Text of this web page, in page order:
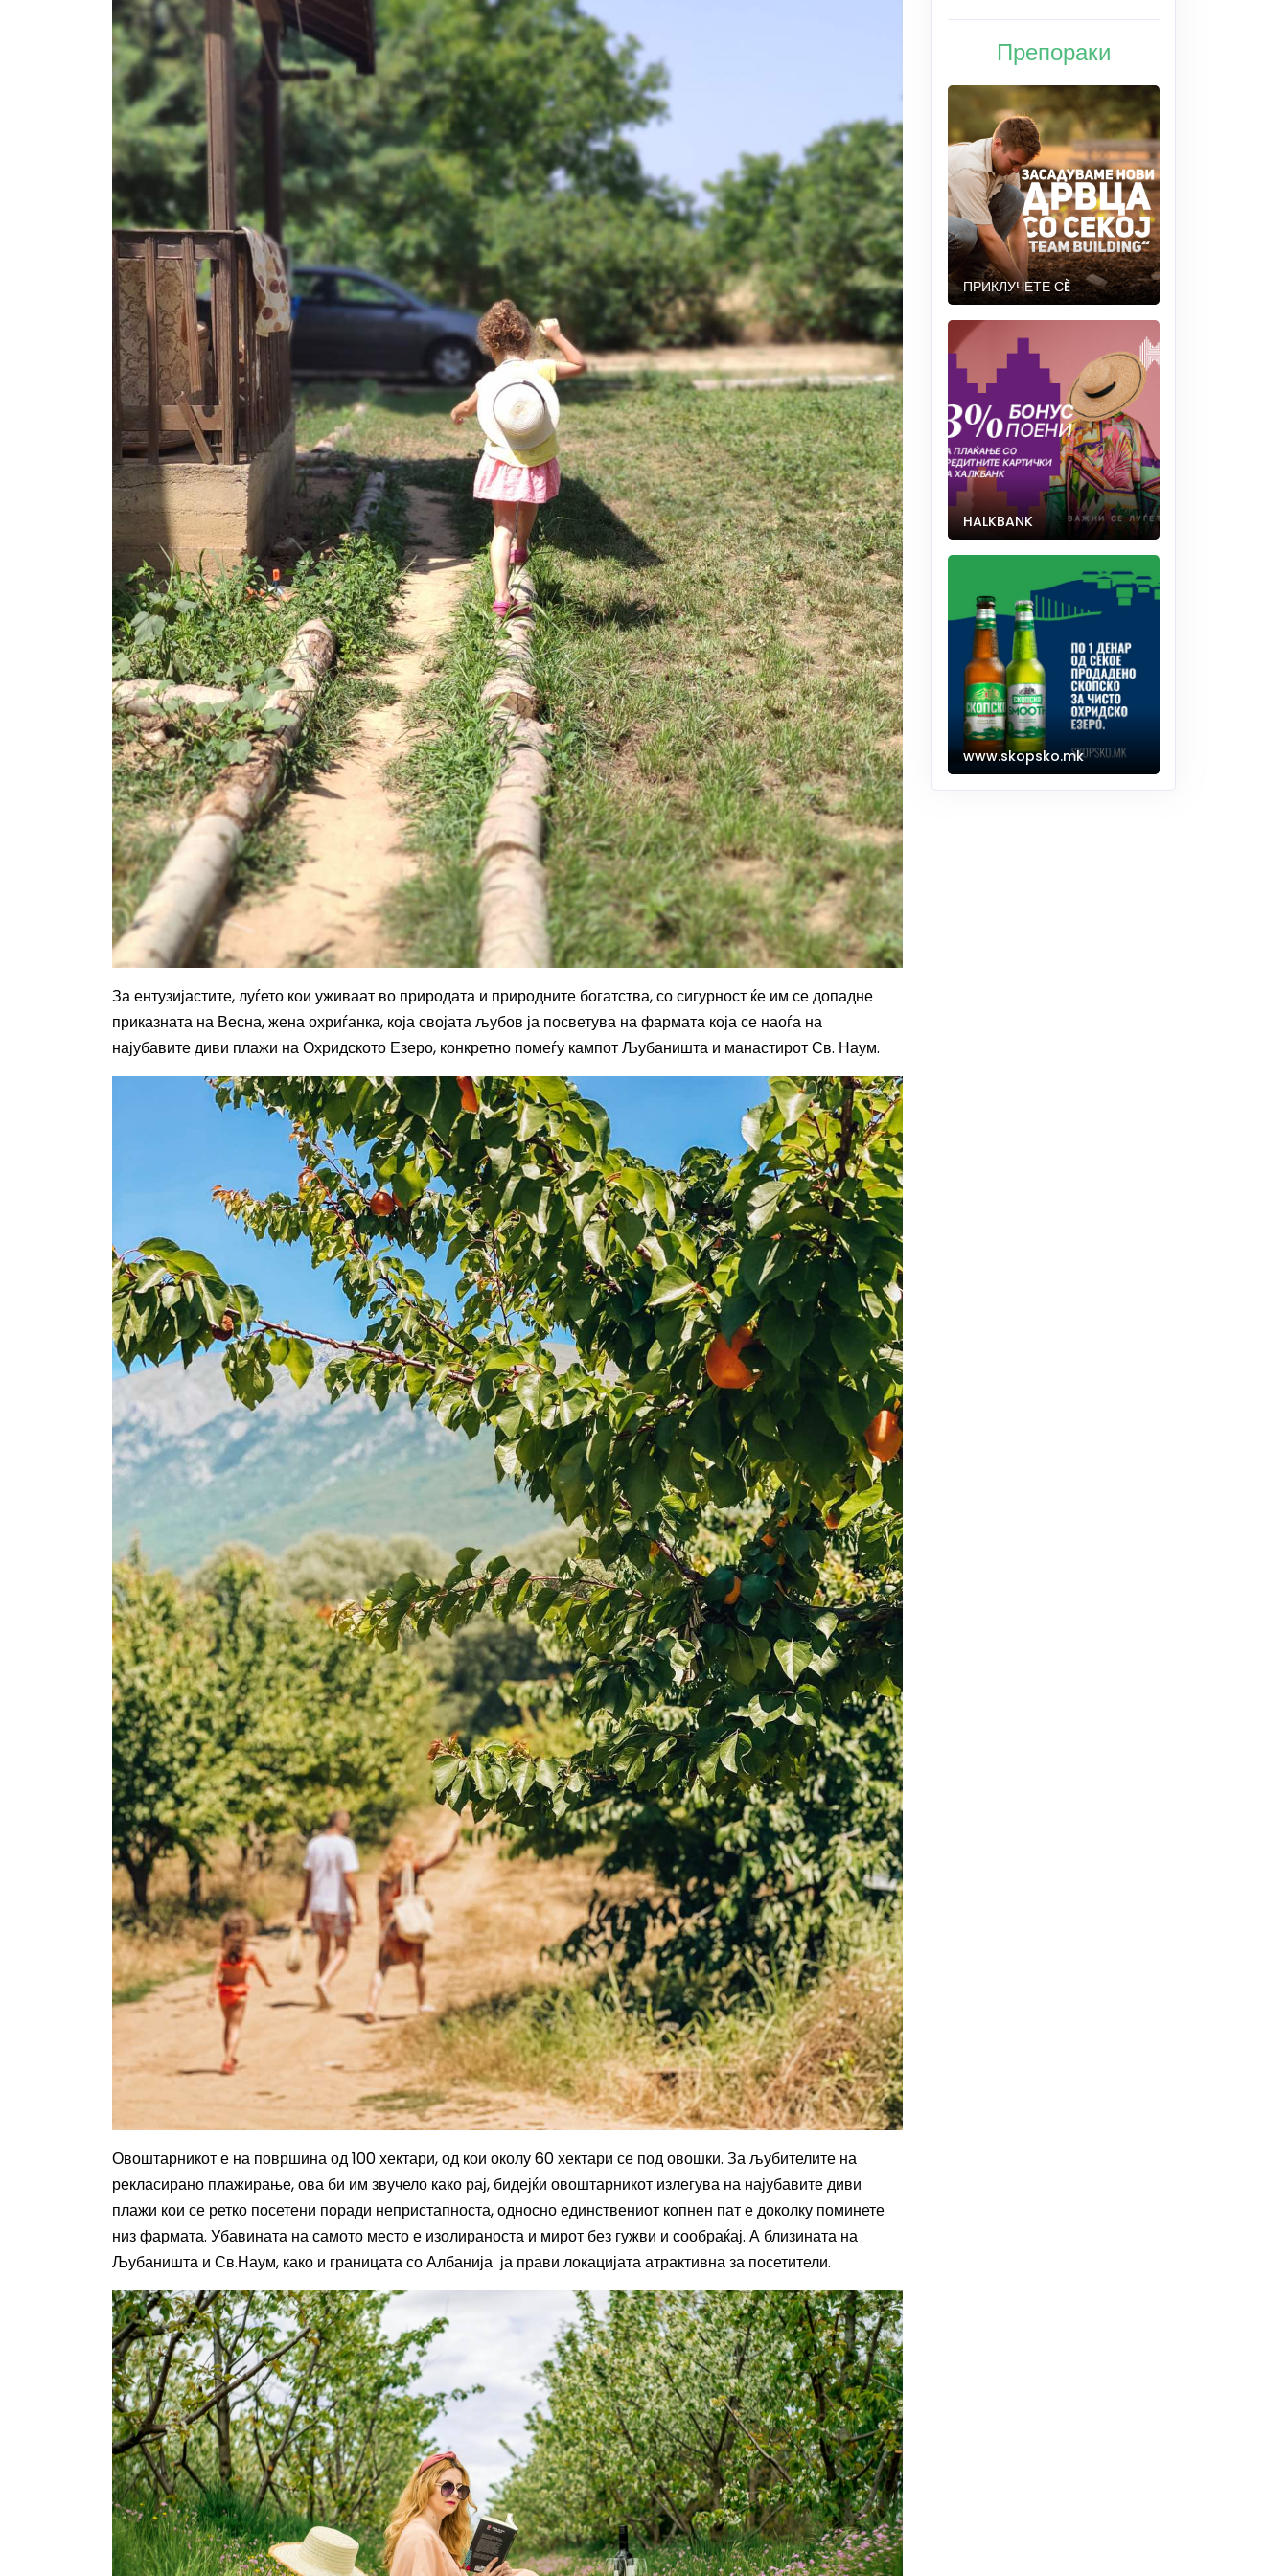
За ентузијастите, луѓето кои уживаат во природата и природните богатства, со сигурност ќе им се допадне
приказната на Весна, жена охриѓанка, која својата љубов ја посветува на фармата која се наоѓа на
најубавите диви плажи на Охридското Езеро, конкретно помеѓу кампот Љубаништа и манастирот Св. Наум.
Овоштарникот е на површина од 100 хектари,од кои околу 60 хектари се под овошки. За љубителите на
рекласирано плажирање, ова би им звучело како рај, бидејќи овоштарникот излегува на најубавите диви
плажи кои се ретко посетени поради непристапноста, односно единствениот копнен пат едоколку поминете
низ фармата. Убавината на самото место е изолираноста и мирот без гужви и сообраќај. А близината на
Љубаништа и Св.Наум, како и границата со Албанија ја прави локацијата атрактивна за посетители.
Препораки
ПРИКЛУЧЕТЕ СÈ
HALKBANK
www.skopsko.mk